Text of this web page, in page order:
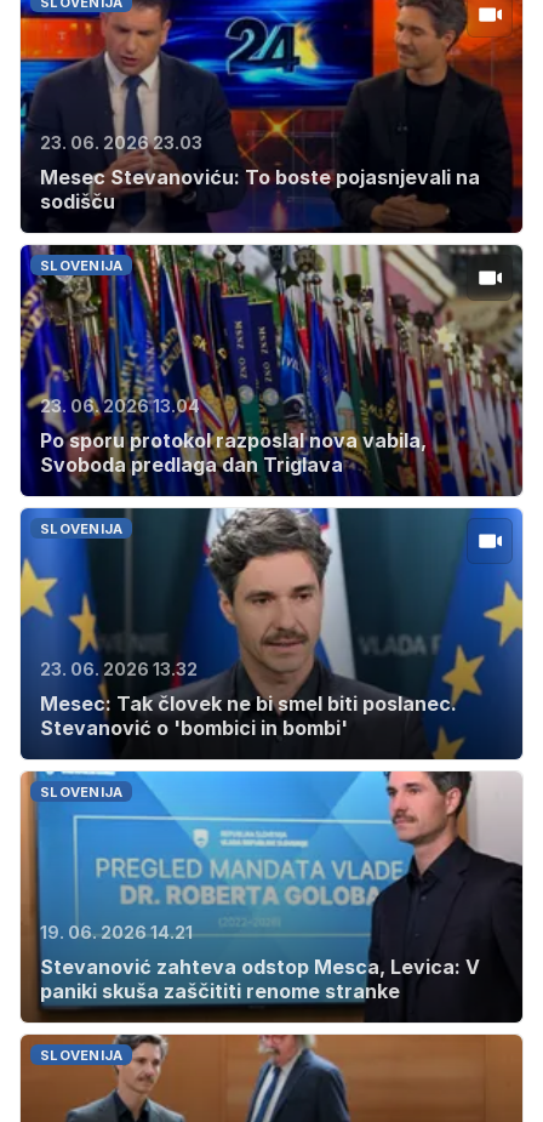
23. 06. 2026 23.03
Mesec Stevanoviću: To boste pojasnjevali na
sodišču
SLOVENIJA
23. 06. 2026 13.04
Po sporu protokol razposlal nova vabila,
Svoboda predlaga dan Triglava
SLOVENIJA
23. 06. 2026 13.32
Mesec: Tak človek ne bi smel biti poslanec.
Stevanović o 'bombici in bombi'
SLOVENIJA
19. 06. 2026 14.21
Stevanović zahteva odstop Mesca, Levica: V
paniki skuša zaščititi renome stranke
SLOVENIJA